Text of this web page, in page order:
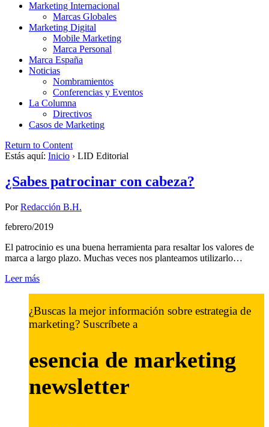
Marketing Internacional
Marcas Globales
Marketing Digital
Mobile Marketing
Marca Personal
Marca España
Noticias
Nombramientos
Conferencias y Eventos
La Columna
Directivos
Casos de Marketing
Return to Content
Estás aquí: Inicio › LID Editorial
¿Sabes patrocinar con cabeza?
PorRedacción B.H.
febrero/2019
El patrocinio es una buena herramienta para resaltar los valores de
marca a largo plazo. Muchas veces nos planteamos utilizarlo…
Leer más
¿Buscas la mejor información sobre estrategia de
marketing? Suscríbete a
esencia de marketing
newsletter